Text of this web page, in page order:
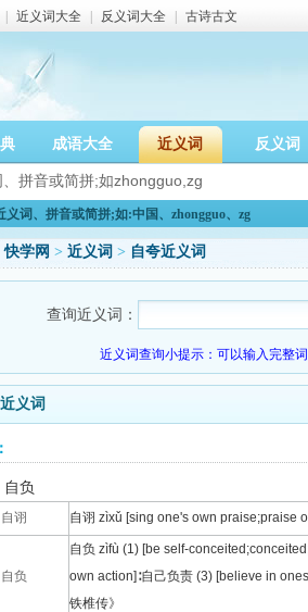
近义词大全 反义词大全 古诗古文
成语大全 近义词 反义词
词、拼音或简拼;如:中国、zhongguo、zg
快学网 > 近义词 > 自夸近义词
查询近义词：
近义词查询小提示：可以输入完整
义词
自负
自诩 自诩 zìxǔ [sing one's own praise;praise
自负
自负 zìfù (1) [be self-
own action]∶自己负责 (3) [believe in
铁椎传》